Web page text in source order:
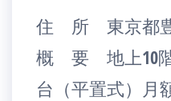
住 所 東京都豊
概 要 地上10
台（平置式）月